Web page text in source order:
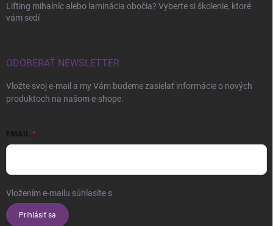
Lifting mihalníc alebo laminácia obočia? Vyberte si školenie, ktoré
vám sedí
ODOBERAŤ NEWSLETTER
Vložte svoj e-mail a my Vám budeme zasielať informácie o nových
produktoch na našom e-shope.
EMAIL
Vložením e-mailu súhlasíte s
Prihlásiť sa